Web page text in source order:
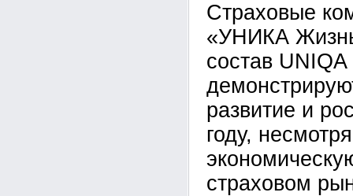
Страховые
«УНИКА
состав
развитие и
году,
страховом